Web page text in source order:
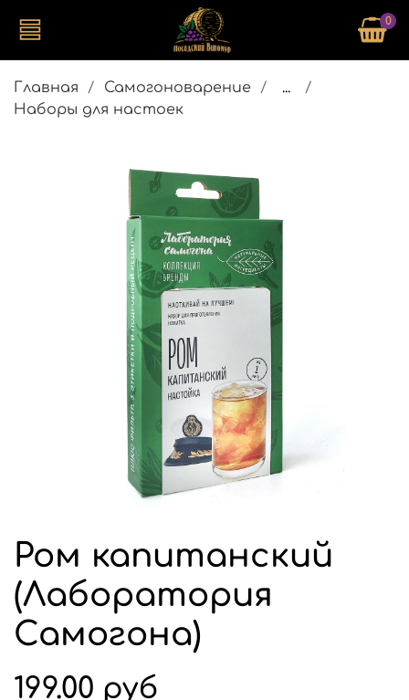
0
Главная Самогоноварение
...
Наборы для настоек
Ром капитанский
(Лаборатория
Самогона)
199.00 руб